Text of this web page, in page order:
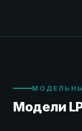
Модели